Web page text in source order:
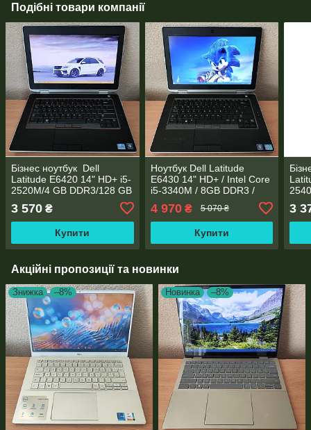
Подібні товари компанії
Бізнес ноутбук Dell
Latitude E6420 14" HD+ i5-
2520M/4 GB DDR3/128 GB
3000
3 570 ₴
Купити
Ноутбук Dell Latitude
E6430 14" HD+ / Intel Core
i5-3340M / 8GB DDR3 /
256GB SSD / NVS 5200M
4 970₴ 5 070 ₴
Купити
3
Акційні пропозиції та новинки
Знижка –8% Новинка –8%